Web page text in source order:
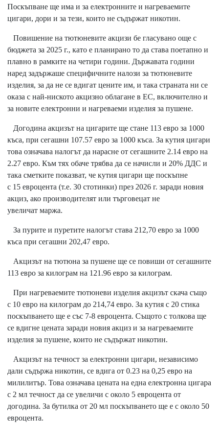
Поскъпване ще има и за електронните и нагреваемите
цигари, дори и за тези, които не съдържат никотин.
Повишение на тютюневите акцизи бе гласувано още с
бюджета за 2025 г., като е планирано то да става поетапно и
плавно в рамките на четири години. Държавата години
наред задържаше специфичните налози за тютюневите
изделия, за да не се вдигат цените им, и така страната ни се
оказа с най-ниското акцизно облагане в ЕС, включително и
за новите електронни и нагреваеми изделия за пушене.
Догодина акцизът на цигарите ще стане 113 евро за 1000
къса, при сегашни 107.57 евро за 1000 къса. За кутия цигари
това означава налогът да нарасне от сегашните 2.14 евро на
2.27 евро. Към тях обаче трябва да се начисли и 20% ДДС и
така сметките показват, че кутия цигари ще поскъпне
с 15 евроцента (т.е. 30 стотинки) през 2026 г. заради новия
акциз, ако производителят или търговецат не
увеличат маржа.
За пурите и пуретите налогът става 212,70 евро за 1000
къса при сегашни 202,47 евро.
Акцизът на тютюна за пушене ще се повиши от сегашните
113 евро за килограм на 121.96 евро за килограм.
При нагреваемите тютюневи изделия акцизът скача също
с 10 евро на килограм до 214,74 евро. За кутия с 20 стика
поскъпването ще е със 7-8 евроцента. Същото с толкова ще
се вдигне цената заради новия акциз и за нагреваемите
изделия за пушене, които не съдържат никотин.
Акцизът на течност за електронни цигари, независимо
дали съдържа никотин, се вдига от 0.23 на 0,25 евро на
милилитър. Това означава цената на една електронна цигара
с 2 мл течност да се увеличи с около 5 евроцента от
догодина. За бутилка от 20 мл поскъпването ще е с около 50
евроцента.